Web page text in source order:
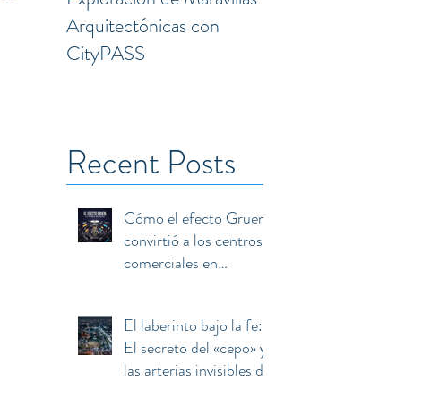
Arquitectónicas con
CityPASS
Recent Posts
Cómo el efecto Gruen
convirtió a los centros
comerciales en
del consumidor
El laberinto bajo la fe:
El secreto del «cepo» y
las arterias invisibles de